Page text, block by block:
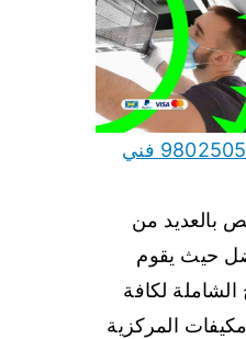
تصليح مكيفات الفيحاء 98025055 فني
بالعديد من
حيث يقوم
الشاملة لكافة
المركزية